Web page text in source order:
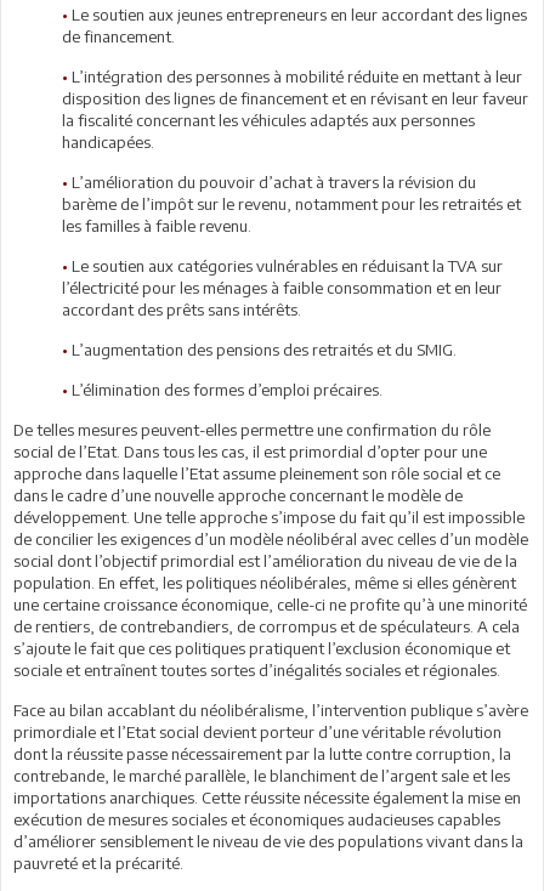
• Le soutien aux jeunes entrepreneurs en leur accordant des lignes
de financement.
• L’intégration des personnes à mobilité réduite en mettant à leur
disposition des lignes de financement et en révisant en leur faveur
la fiscalité concernant les véhicules adaptés aux personnes
handicapées.
• L’amélioration du pouvoir d’achat à travers la révision du
barème de l’impôt sur le revenu, notamment pour les retraités et
les familles à faible revenu.
• Le soutien aux catégories vulnérables en réduisant la TVA sur
l’électricité pour les ménages à faible consommation et en leur
accordant des prêts sans intérêts.
• L’augmentation des pensions des retraités et du SMIG.
• L’élimination des formes d’emploi précaires.
De telles mesures peuvent-elles permettre une confirmation du rôle
social de l’Etat. Dans tous les cas, il est primordial d’opter pour une
approche dans laquelle l’Etat assume pleinement son rôle social et ce
dans le cadre d’une nouvelle approche concernant le modèle de
développement. Une telle approche s’impose du fait qu’il est impossible
de concilier les exigences d’un modèle néolibéral avec celles d’un modèle
social dont l’objectif primordial est l’amélioration du niveau de vie de la
population. En effet, les politiques néolibérales, même si elles génèrent
une certaine croissance économique, celle-ci ne profite qu’à une minorité
de rentiers, de contrebandiers, de corrompus et de spéculateurs. A cela
s’ajoute le fait que ces politiques pratiquent l’exclusion économique et
sociale et entraînent toutes sortes d’inégalités sociales et régionales.
Face au bilan accablant du néolibéralisme, l’intervention publique s’avère
primordiale et l’Etat social devient porteur d’une véritable révolution
dont la réussite passe nécessairement par la lutte contre corruption, la
contrebande, le marché parallèle, le blanchiment de l’argent sale et les
importations anarchiques. Cette réussite nécessite également la mise en
exécution de mesures sociales et économiques audacieuses capables
d’améliorer sensiblement le niveau de vie des populations vivant dans la
pauvreté et la précarité.